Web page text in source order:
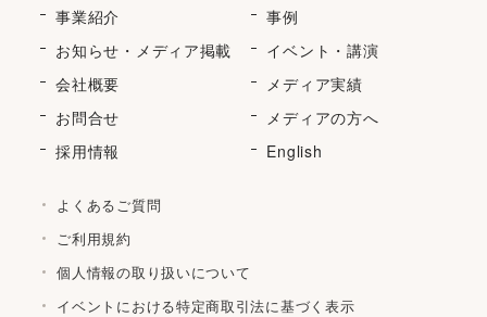
事業紹介
事例
お知らせ・メディア掲載
イベント・講演
会社概要
メディア実績
お問合せ
メディアの方へ
採用情報
English
よくあるご質問
ご利用規約
個人情報の取り扱いについて
イベントにおける特定商取引法に基づく表示